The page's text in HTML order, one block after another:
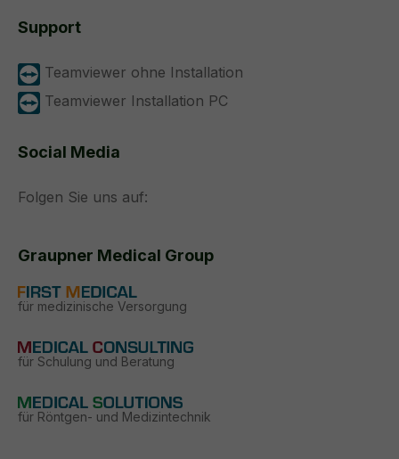
Support
Teamviewer ohne Installation
Teamviewer Installation PC
Social Media
Folgen Sie uns auf:
Graupner Medical Group
für medizinische Versorgung
für Schulung und Beratung
für Röntgen- und Medizintechnik